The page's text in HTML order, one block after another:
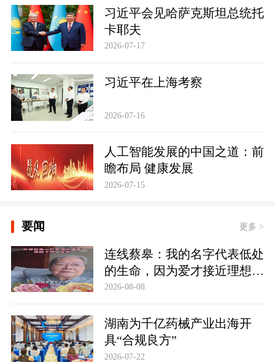
习近平会见哈萨克斯坦总统托
卡耶夫
2026-07-17
习近平在上海考察
2026-07-16
人工智能发展的中国之道：前
瞻布局 健康发展
2026-07-15
要闻 更多 >
连线蔡皋：我的名字代表低处
的生命，因为爱才接近理想的
高地
2026-08-08
湖南为千亿药械产业出海开
具“合规良方”
2026-07-22